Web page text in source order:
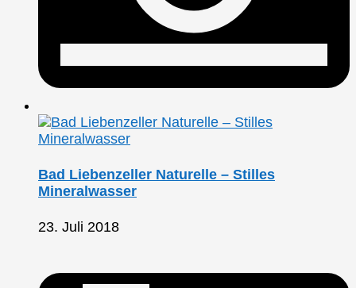
Bad Liebenzeller Naturelle – Stilles
Mineralwasser
23. Juli 2018